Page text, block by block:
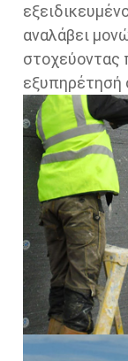
αναλάβει
στοχεύοντας
εξυπηρέτησή